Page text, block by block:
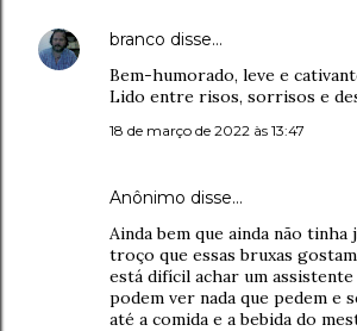
branco disse…
Bem-humorado, leve e
Lido entre risos, sorrisos e
18 de março de 2022 às 13:47
Anônimo disse…
Ainda bem que ainda não tinha
troço que essas bruxas
está difícil achar um
podem ver nada que pedem e
até a comida e a bebida do